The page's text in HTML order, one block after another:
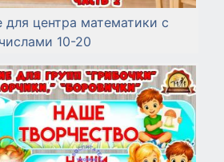
центра математики с
числами 10-20